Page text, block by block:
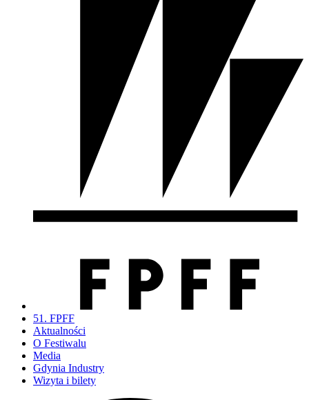
51. FPFF
Aktualności
O Festiwalu
Media
Gdynia Industry
Wizyta i bilety